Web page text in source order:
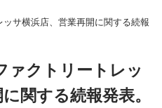
サ横浜店、営業再開に関する続報
ァクトリートレッ
関する続報発表。